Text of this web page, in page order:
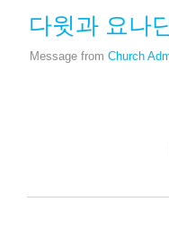
다윗과 요나
Message from Church